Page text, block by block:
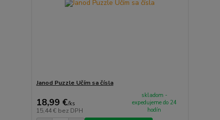
Janod Puzzle Učím sa čísla
18,99 €/ks
15,44 € bez DPH
skladom -
expedujeme do 24
hodín